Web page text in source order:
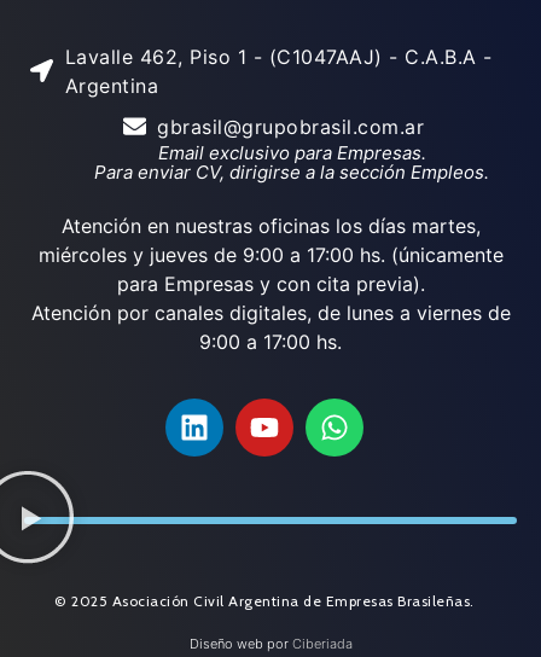
Lavalle 462, Piso 1 - (C1047AAJ) - C.A.B.A -
Argentina
gbrasil@grupobrasil.com.ar
Email exclusivo para Empresas.
Para enviar CV, dirigirse a la sección Empleos.
Atención en nuestras oficinas los días martes,
miércoles y jueves de 9:00 a 17:00 hs. (únicamente
para Empresas y con cita previa).
Atención por canales digitales, de lunes a viernes de
9:00 a 17:00 hs.
© 2025 Asociación Civil Argentina de Empresas Brasileñas.
Diseño web por Ciberiada